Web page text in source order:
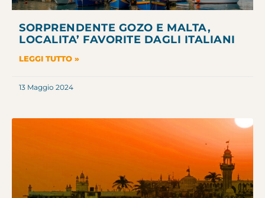
SORPRENDENTE GOZO E MALTA,
LOCALITA’ FAVORITE DAGLI ITALIANI
LEGGI TUTTO »
13 Maggio 2024